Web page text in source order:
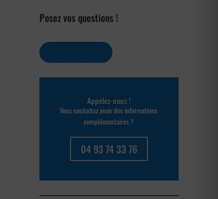
Posez vos questions !
Appelez-nous !
Vous souhaitez avoir des informations
complémentaires ?
04 93 74 33 76